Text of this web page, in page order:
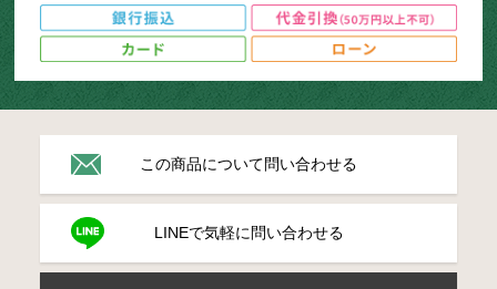
この商品について問い合わせる
LINEで気軽に問い合わせる